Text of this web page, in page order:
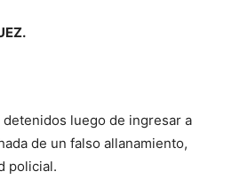
luego de ingresar a
de un falso allanamiento,
policial.